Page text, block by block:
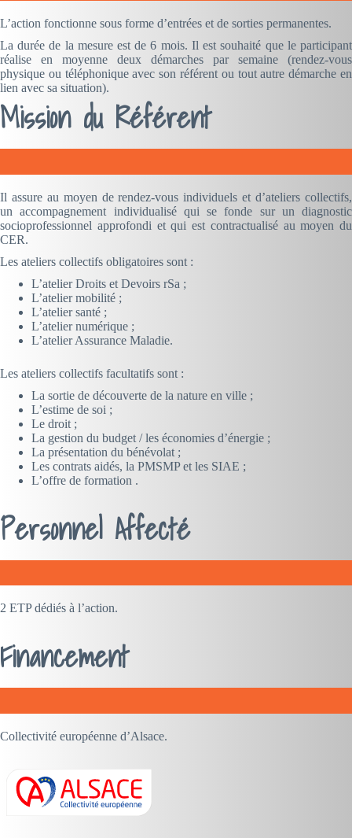
L’action fonctionne sous forme d’entrées et de sorties permanentes.
La durée de la mesure est de 6 mois. Il est souhaité que le participant
réalise en moyenne deux démarches par semaine (rendez-vous
physique ou téléphonique avec son référent ou tout autre démarche en
lien avec sa situation).
Mission du Référent
Il assure au moyen de rendez-vous individuels et d’ateliers collectifs,
un accompagnement individualisé qui se fonde sur un diagnostic
socioprofessionnel approfondi et qui est contractualisé au moyen du
CER.
Les ateliers collectifs obligatoires sont :
L’atelier Droits et Devoirs rSa ;
L’atelier mobilité ;
L’atelier santé ;
L’atelier numérique ;
L’atelier Assurance Maladie.
Les ateliers collectifs facultatifs sont :
La sortie de découverte de la nature en ville ;
L’estime de soi ;
Le droit ;
La gestion du budget / les économies d’énergie ;
La présentation du bénévolat ;
Les contrats aidés, la PMSMP et les SIAE ;
L’offre de formation .
Personnel Affecté
2 ETP dédiés à l’action.
Financement
Collectivité européenne d’Alsace.